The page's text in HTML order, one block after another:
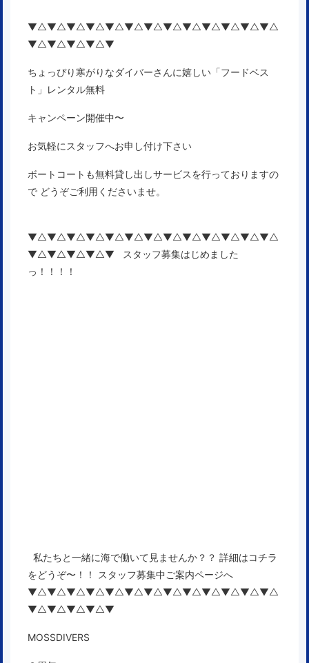
▼△▼△▼△▼△▼△▼△▼△▼△▼△▼△▼△▼△▼△
▼△▼△▼△▼△▼
ちょっぴり寒がりなダイバーさんに嬉しい「フードベス
ト」レンタル無料
キャンペーン開催中〜
お気軽にスタッフへお申し付け下さい
ボートコートも無料貸し出しサービスを行っておりますの
で どうぞご利用くださいませ。
▼△▼△▼△▼△▼△▼△▼△▼△▼△▼△▼△▼△▼△
▼△▼△▼△▼△▼ スタッフ募集はじめました
っ！！！！
私たちと一緒に海で働いて見ませんか？？ 詳細はコチラ
をどうぞ〜！！
スタッフ募集中ご案内ページへ
▼△▼△▼△▼△▼△▼△▼△▼△▼△▼△▼△▼△▼△
▼△▼△▼△▼△▼
MOSSDIVERS